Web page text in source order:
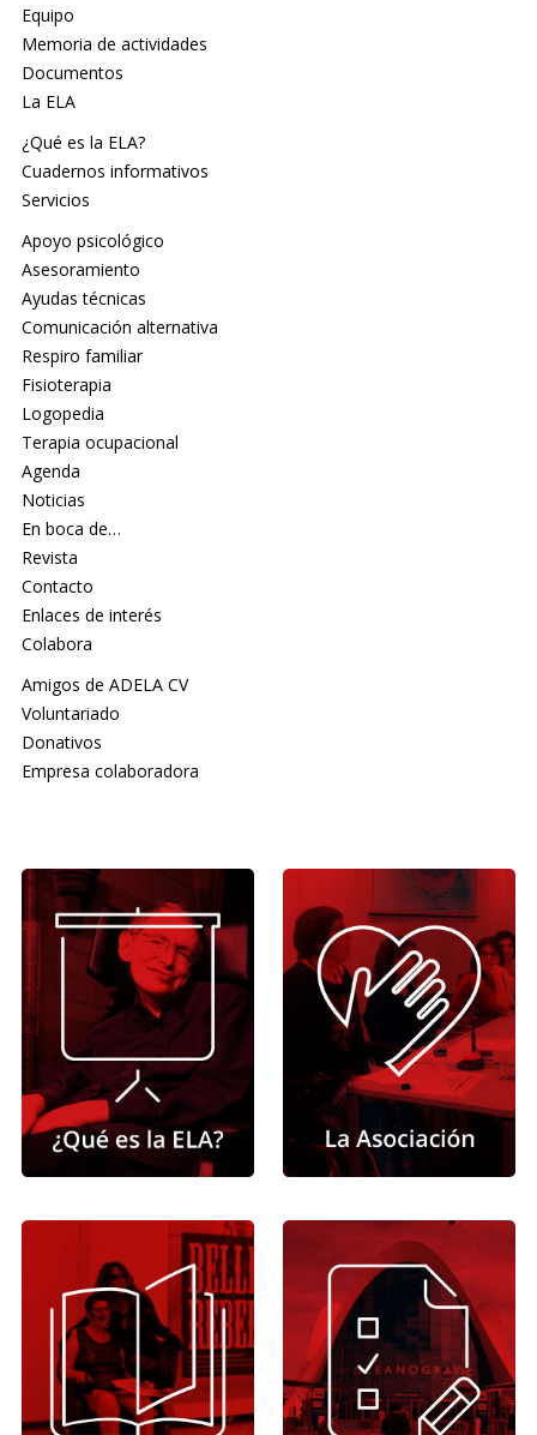
Equipo
Memoria de actividades
Documentos
La ELA
¿Qué es la ELA?
Cuadernos informativos
Servicios
Apoyo psicológico
Asesoramiento
Ayudas técnicas
Comunicación alternativa
Respiro familiar
Fisioterapia
Logopedia
Terapia ocupacional
Agenda
Noticias
En boca de…
Revista
Contacto
Enlaces de interés
Colabora
Amigos de ADELA CV
Voluntariado
Donativos
Empresa colaboradora